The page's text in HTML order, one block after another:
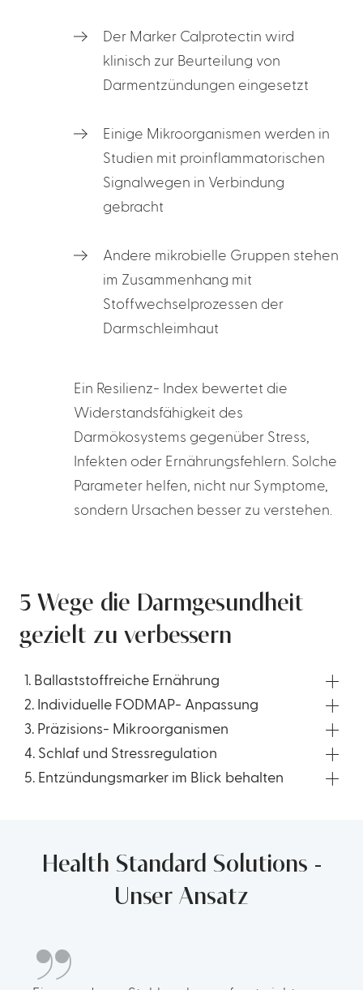
Der Marker Calprotectin wird
klinisch zur Beurteilung von
Darmentzündungen eingesetzt
Einige Mikroorganismen werden in
Studien mit proinflammatorischen
Signalwegen in Verbindung
gebracht
Andere mikrobielle Gruppen stehen
im Zusammenhang mit
Stoffwechselprozessen der
Darmschleimhaut
Ein Resilienz- Index bewertet die
Widerstandsfähigkeit des
Darmökosystems gegenüber Stress,
Infekten oder Ernährungsfehlern. Solche
Parameter helfen, nicht nur Symptome,
sondern Ursachen besser zu verstehen.
5 Wege die Darmgesundheit
gezielt zu verbessern
1. Ballaststoffreiche Ernährung
2. Individuelle FODMAP- Anpassung
3. Präzisions- Mikroorganismen
4. Schlaf und Stressregulation
5. Entzündungsmarker im Blick behalten
Health Standard Solutions -
Unser Ansatz
„